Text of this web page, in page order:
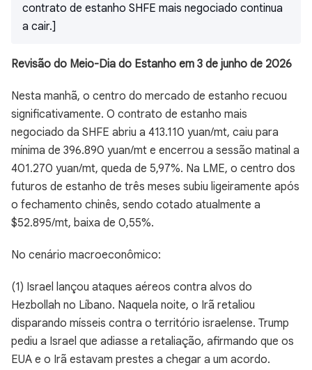
contrato de estanho SHFE mais negociado continua
a cair.]
Revisão do Meio-Dia do Estanho em 3 de junho de 2026
Nesta manhã, o centro do mercado de estanho recuou
significativamente. O contrato de estanho mais
negociado da SHFE abriu a 413.110 yuan/mt, caiu para
mínima de 396.890 yuan/mt e encerrou a sessão matinal a
401.270 yuan/mt, queda de 5,97%. Na LME, o centro dos
futuros de estanho de três meses subiu ligeiramente após
o fechamento chinês, sendo cotado atualmente a
$52.895/mt, baixa de 0,55%.
No cenário macroeconômico:
(1) Israel lançou ataques aéreos contra alvos do
Hezbollah no Líbano. Naquela noite, o Irã retaliou
disparando mísseis contra o território israelense. Trump
pediu a Israel que adiasse a retaliação, afirmando que os
EUA e o Irã estavam prestes a chegar a um acordo.